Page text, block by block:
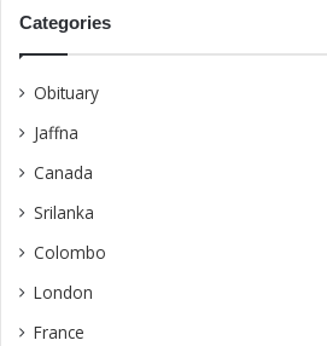
Categories
Obituary
Jaffna
Canada
Srilanka
Colombo
London
France